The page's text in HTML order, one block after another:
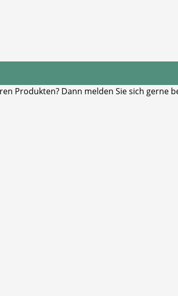
Produkten? Dann melden Sie sich gerne